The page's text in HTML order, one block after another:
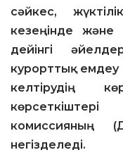
сәйкес,
кезеңінде және
дейінгі
курорттық
келтірудің
көрсеткіштері
комиссияның
негізделеді.